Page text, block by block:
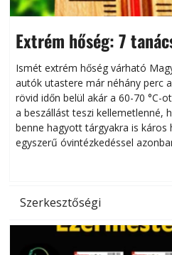
Extrém hőség: 7
megóvhatjuk
Ismét extrém hőség várható
autók utastere már néhány perc
rövid időn belül akár a 60-70 °C-
a beszállást teszi kellemetlenné,
benne hagyott tárgyakra is káros
egyszerű óvintézkedéssel
Szerkesztőségi